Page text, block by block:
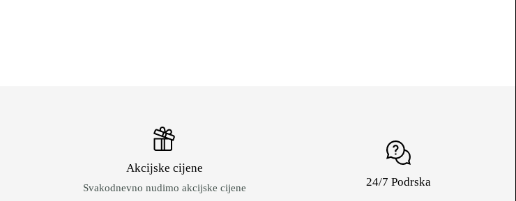
Akcijske cijene
Svakodnevno nudimo akcijske cijene 24/7 Podrska